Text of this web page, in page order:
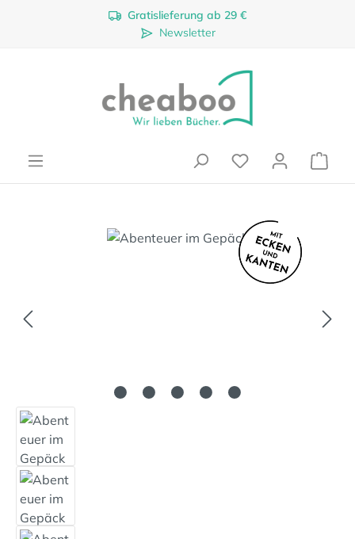
Zum Hauptinhalt springenGratislieferung ab 29 €
Newsletter
Bildergalerie überspringen